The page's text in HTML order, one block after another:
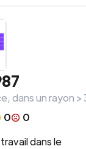
, dans un rayon >
0
0
dans le